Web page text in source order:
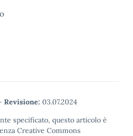
Revisione: 03.07.2024
specificato, questo articolo è
Creative Commons